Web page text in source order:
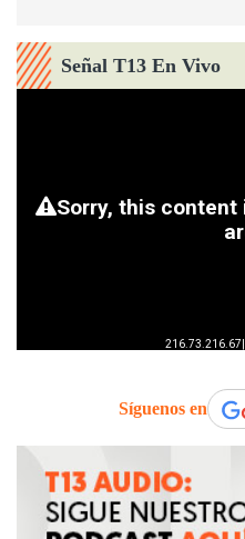
Señal T13 En Vivo
Síguenos en